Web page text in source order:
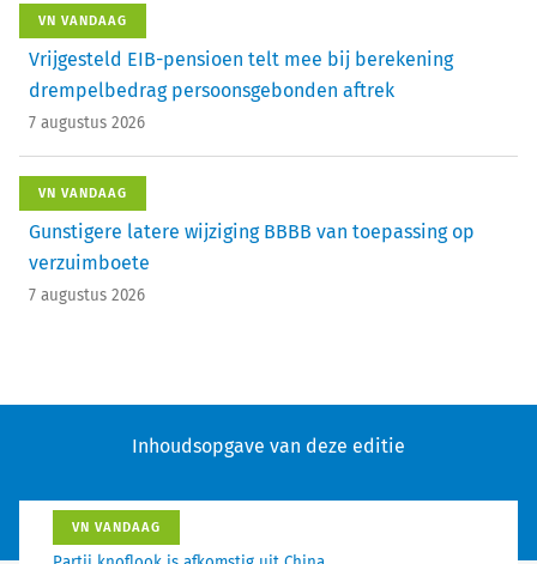
VN VANDAAG
Vrijgesteld EIB-pensioen telt mee bij berekening
drempelbedrag persoonsgebonden aftrek
7 augustus 2026
VN VANDAAG
Gunstigere latere wijziging BBBB van toepassing op
verzuimboete
7 augustus 2026
Inhoudsopgave van deze editie
VN VANDAAG